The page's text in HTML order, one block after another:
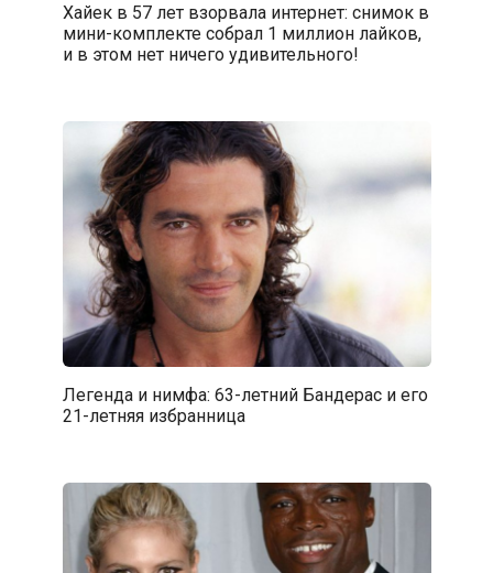
Хайек в 57 лет взорвала интернет: снимок в
мини-комплекте собрал 1 миллион лайков,
и в этом нет ничего удивительного!
Легенда и нимфа: 63-летний Бандерас и его
21-летняя избранница